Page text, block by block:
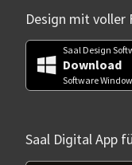
Design mit
Saal Design
Download
Software
Saal Digital App